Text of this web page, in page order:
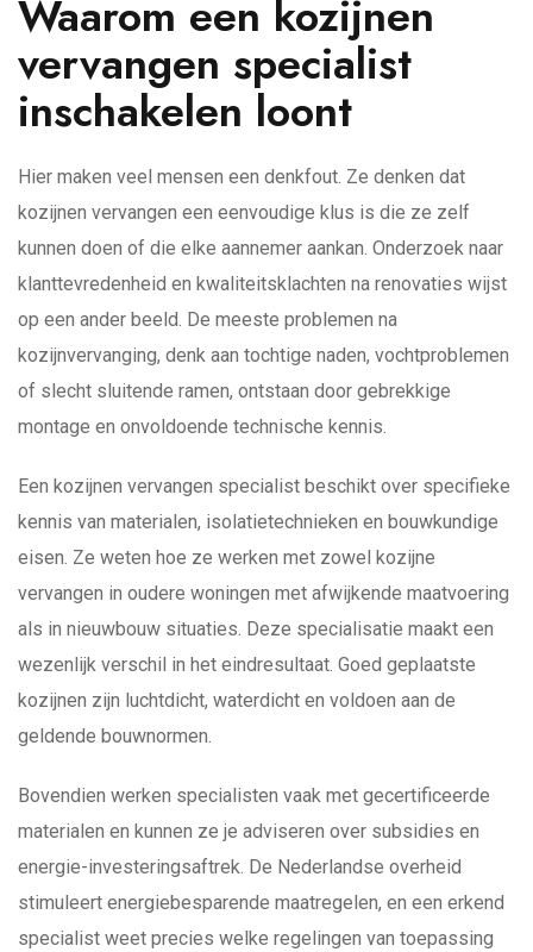
Waarom een kozijnen
vervangen specialist
inschakelen loont
Hier maken veel mensen een denkfout. Ze denken dat
kozijnen vervangen een eenvoudige klus is die ze zelf
kunnen doen of die elke aannemer aankan. Onderzoek naar
klanttevredenheid en kwaliteitsklachten na renovaties wijst
op een ander beeld. De meeste problemen na
kozijnvervanging, denk aan tochtige naden, vochtproblemen
of slecht sluitende ramen, ontstaan door gebrekkige
montage en onvoldoende technische kennis.
Een kozijnen vervangen specialist beschikt over specifieke
kennis van materialen, isolatietechnieken en bouwkundige
eisen. Ze weten hoe ze werken met zowel kozijne
vervangen in oudere woningen met afwijkende maatvoering
als in nieuwbouw situaties. Deze specialisatie maakt een
wezenlijk verschil in het eindresultaat. Goed geplaatste
kozijnen zijn luchtdicht, waterdicht en voldoen aan de
geldende bouwnormen.
Bovendien werken specialisten vaak met gecertificeerde
materialen en kunnen ze je adviseren over subsidies en
energie-investeringsaftrek. De Nederlandse overheid
stimuleert energiebesparende maatregelen, en een erkend
specialist weet precies welke regelingen van toepassing